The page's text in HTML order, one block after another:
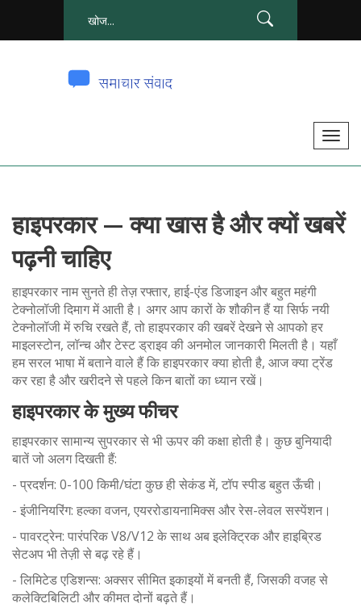
टॉ
सं
ना
हाइपरकार — क्या खास है और क्यों खबरें
पढ़नी चाहिए
हाइपरकार नाम सुनते ही तेज़ रफ्तार, हाई-एंड डिजाइन और बहुत महंगी
टेक्नोलॉजी दिमाग में आती है। अगर आप कारों के शौकीन हैं या सिर्फ नयी
टेक्नोलॉजी में रुचि रखते हैं, तो हाइपरकार की खबरें देखने से आपको हर
माइलस्टोन, लॉन्च और टेस्ट ड्राइव की अनमोल जानकारी मिलती है। यहाँ
हम सरल भाषा में बताने वाले हैं कि हाइपरकार क्या होती है, आज क्या ट्रेंड
कर रहा है और खरीदने से पहले किन बातों का ध्यान रखें।
हाइपरकार के मुख्य फीचर
हाइपरकार सामान्य सुपरकार से भी ऊपर की कक्षा होती है। कुछ बुनियादी
बातें जो अलग दिखती हैं:
- प्रदर्शन: 0-100 किमी/घंटा कुछ ही सेकंड में, टॉप स्पीड बहुत ऊँची।
- इंजीनियरिंग: हल्का वजन, एयररोडायनामिक्स और रेस-लेवल सस्पेंशन।
- पावरट्रेन: पारंपरिक V8/V12 के साथ अब इलेक्ट्रिक और हाइब्रिड
सेटअप भी तेज़ी से बढ़ रहे हैं।
- लिमिटेड एडिशन्स: अक्सर सीमित इकाइयों में बनती हैं, जिसकी वजह से
कलेक्टिबिलिटी और कीमत दोनों बढ़ते हैं।